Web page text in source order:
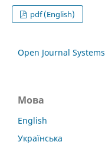
pdf (English)
Open Journal Systems
Мова
English
Українська